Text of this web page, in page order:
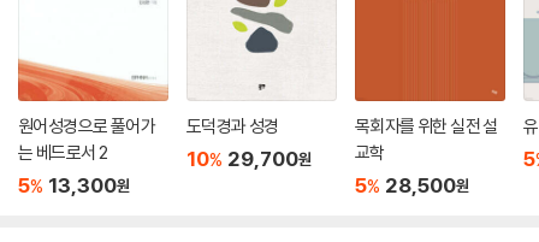
이 책은 요한복음에 대해 신선한 통찰을 무수히 많이 제공한다. 이 책은 요
한복음 저자를 옹호하고, 학계와 저자 자신의 독창적인 관찰을 능숙하게
지를 보여 준다. 이 책은 믿음, 선교, 그리스도의 우월성, 특히 그리스도의
메시아 되심 같은 전통적인 주제를 강조한다. 그러나 혁신적인 방식으로,
곳에 따라 페이지를 넘기기가 어려울 정도로 긴박감 있게 전달한다. 목회
원어성경으로 풀어가
는 베드로서 2
5% 13,300원
도덕경과 성경
10% 29,700원
목회자를 위한 실전 설
교학
5% 28,500원
5